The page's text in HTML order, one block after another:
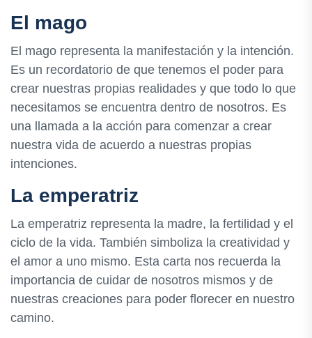
El mago
El mago representa la manifestación y la intención.
Es un recordatorio de que tenemos el poder para
crear nuestras propias realidades y que todo lo que
necesitamos se encuentra dentro de nosotros. Es
una llamada a la acción para comenzar a crear
nuestra vida de acuerdo a nuestras propias
intenciones.
La emperatriz
La emperatriz representa la madre, la fertilidad y el
ciclo de la vida. También simboliza la creatividad y
el amor a uno mismo. Esta carta nos recuerda la
importancia de cuidar de nosotros mismos y de
nuestras creaciones para poder florecer en nuestro
camino.